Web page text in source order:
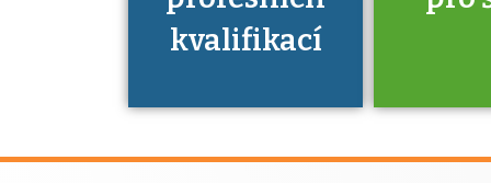
kvalifikací
Víte, že